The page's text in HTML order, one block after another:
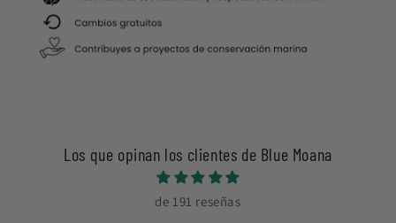
Los que opinan los clientes de Blue Moana
de 191 reseñas